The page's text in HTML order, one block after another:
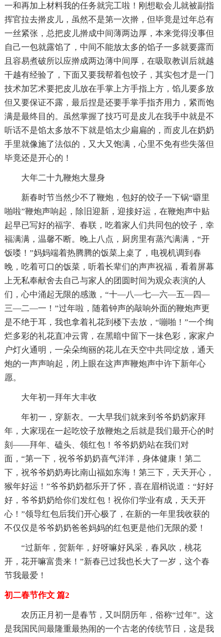
一和再加上材料我的任务就完工啦！刚想歇会儿就被副指
挥官拉去擀皮儿，虽然不是第一次擀，但毕竟是过年总有
一丝紧张，总把皮儿擀成中间薄两边厚，本来觉得没事但
自己一包就露馅了，中间不能放太多的馅子一多就要露而
且容易煮破所以应擀成两边薄中间厚，在吸取教训后就越
干越有经验了，下面又要我帮着包饺子，其实包才是一门
技术加艺术要把皮儿放在手掌上方手指上方，馅儿要多放
但又要保证不露，最后捏是还要手掌手指齐用力，紧而饱
满是最终目的。虽然掌握了技巧可是皮儿在我手中就是不
听话不是馅太多放不下就是馅太少扁扁的，而皮儿在奶奶
手里就像施了法似的，又大又饱满，心里不免有些失落但
毕竟还是开心的！
大年二十九鞭炮大显身
新春时节当然少不了鞭炮，包好的饺子一下锅“噼里
啪啦”鞭炮声响起，除旧迎新，迎接好运，在鞭炮声中贴
起早已写好的福字、春联，吃着家人们共同包的饺子，幸
福满满，温馨不断。晚上八点，厨房里有蒸汽满满，“开
饭喽！”妈妈端着热腾腾的饭菜上桌了，电视机调到春
晚，吃着可口的饭菜，听着长辈们的声声祝福，看着屏幕
上无私奉献舍去自己与家人的团圆时间为观众表演的人
们，心中涌起无限的感激，“十—八—七—六—五—四—
三—二—一！”过年啦，随着钟声的敲响外面的鞭炮声更
是不绝于耳，我也拿着礼花到楼下去放，“嘣啪！”一个绚
烂多彩的礼花直冲云霄，在黑暗中留下一抹色彩，家家户
户灯火通明，一朵朵绚丽的花儿在天空中共同绽放，通天
炮的一声声响起，闭上眼在这声声鞭炮声中许下新年心
愿。
大年初一拜年大丰收
年初一，穿新衣。一大早我们就来到爷爷奶奶家拜
年，大家现在一起吃饺子放鞭炮之后就是我们最开心的时
刻——拜年、磕头、领红包！爷爷奶奶站在我们对
面，“第一下，祝爷爷奶奶喜气洋洋，身体健康！第二
下，祝爷爷奶奶寿比南山福如东海！第三下，天天开心，
猴年好运！”爷爷奶奶都乐开了怀，喜在眉梢说道：“好好
好，爷爷奶奶给你们发红包！祝你们学业有成，天天开
心！”领导红包后我们开心极了，在新的一年里我收获的
不仅仅是爷爷奶奶爸爸妈妈的红包更是他们无限的爱！
“过新年，贺新年，好呀嘛好风采，春风吹，桃花
开，花开嘛富贵来！”新春已过我也长大了一岁，这个春
节我最爱！
初二春节作文 篇2
农历正月初一是春节，又叫阴历年，俗称“过年”。这
是我国民间最隆重最热闹的一个古老的传统节日，这是我